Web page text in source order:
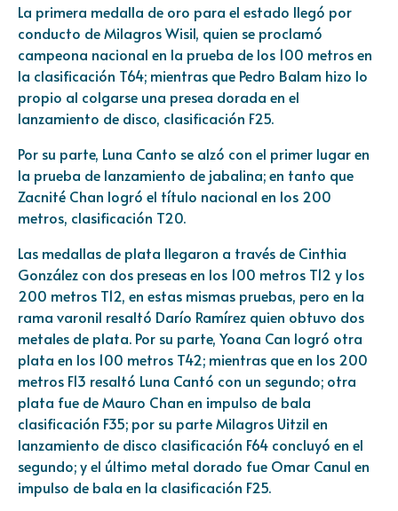
La primera medalla de oro para el estado llegó por
conducto de Milagros Wisil, quien se proclamó
campeona nacional en la prueba de los 100 metros en
la clasificación T64; mientras que Pedro Balam hizo lo
propio al colgarse una presea dorada en el
lanzamiento de disco, clasificación F25.
Por su parte, Luna Canto se alzó con el primer lugar en
la prueba de lanzamiento de jabalina; en tanto que
Zacnité Chan logró el título nacional en los 200
metros, clasificación T20.
Las medallas de plata llegaron a través de Cinthia
González con dos preseas en los 100 metros T12 y los
200 metros T12, en estas mismas pruebas, pero en la
rama varonil resaltó Darío Ramírez quien obtuvo dos
metales de plata. Por su parte, Yoana Can logró otra
plata en los 100 metros T42; mientras que en los 200
metros F13 resaltó Luna Cantó con un segundo; otra
plata fue de Mauro Chan en impulso de bala
clasificación F35; por su parte Milagros Uitzil en
lanzamiento de disco clasificación F64 concluyó en el
segundo; y el último metal dorado fue Omar Canul en
impulso de bala en la clasificación F25.